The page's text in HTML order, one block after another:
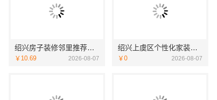
绍兴房子装修邻里推荐，浙江宜美嘉装饰工程有限公司值得信赖
￥10.69 2026-08-07
绍兴上虞区个性化家装定制无隐形增项，绍兴卓鑫装饰材料有限公司
￥0 2026-08-07